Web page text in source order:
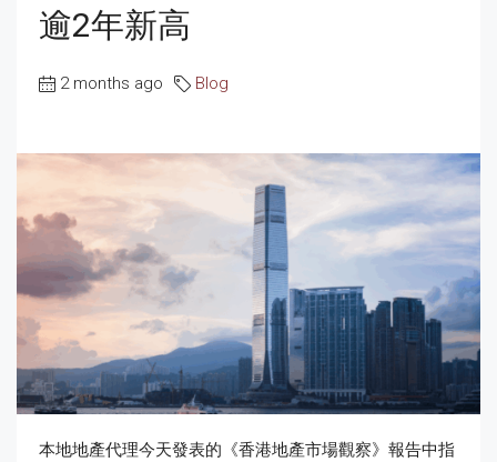
逾2年新高
2 months ago Blog
本地地產代理今天發表的《香港地產市場觀察》報告中指